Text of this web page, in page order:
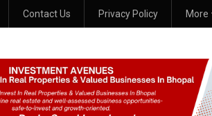
Contact Us Privacy Policy More